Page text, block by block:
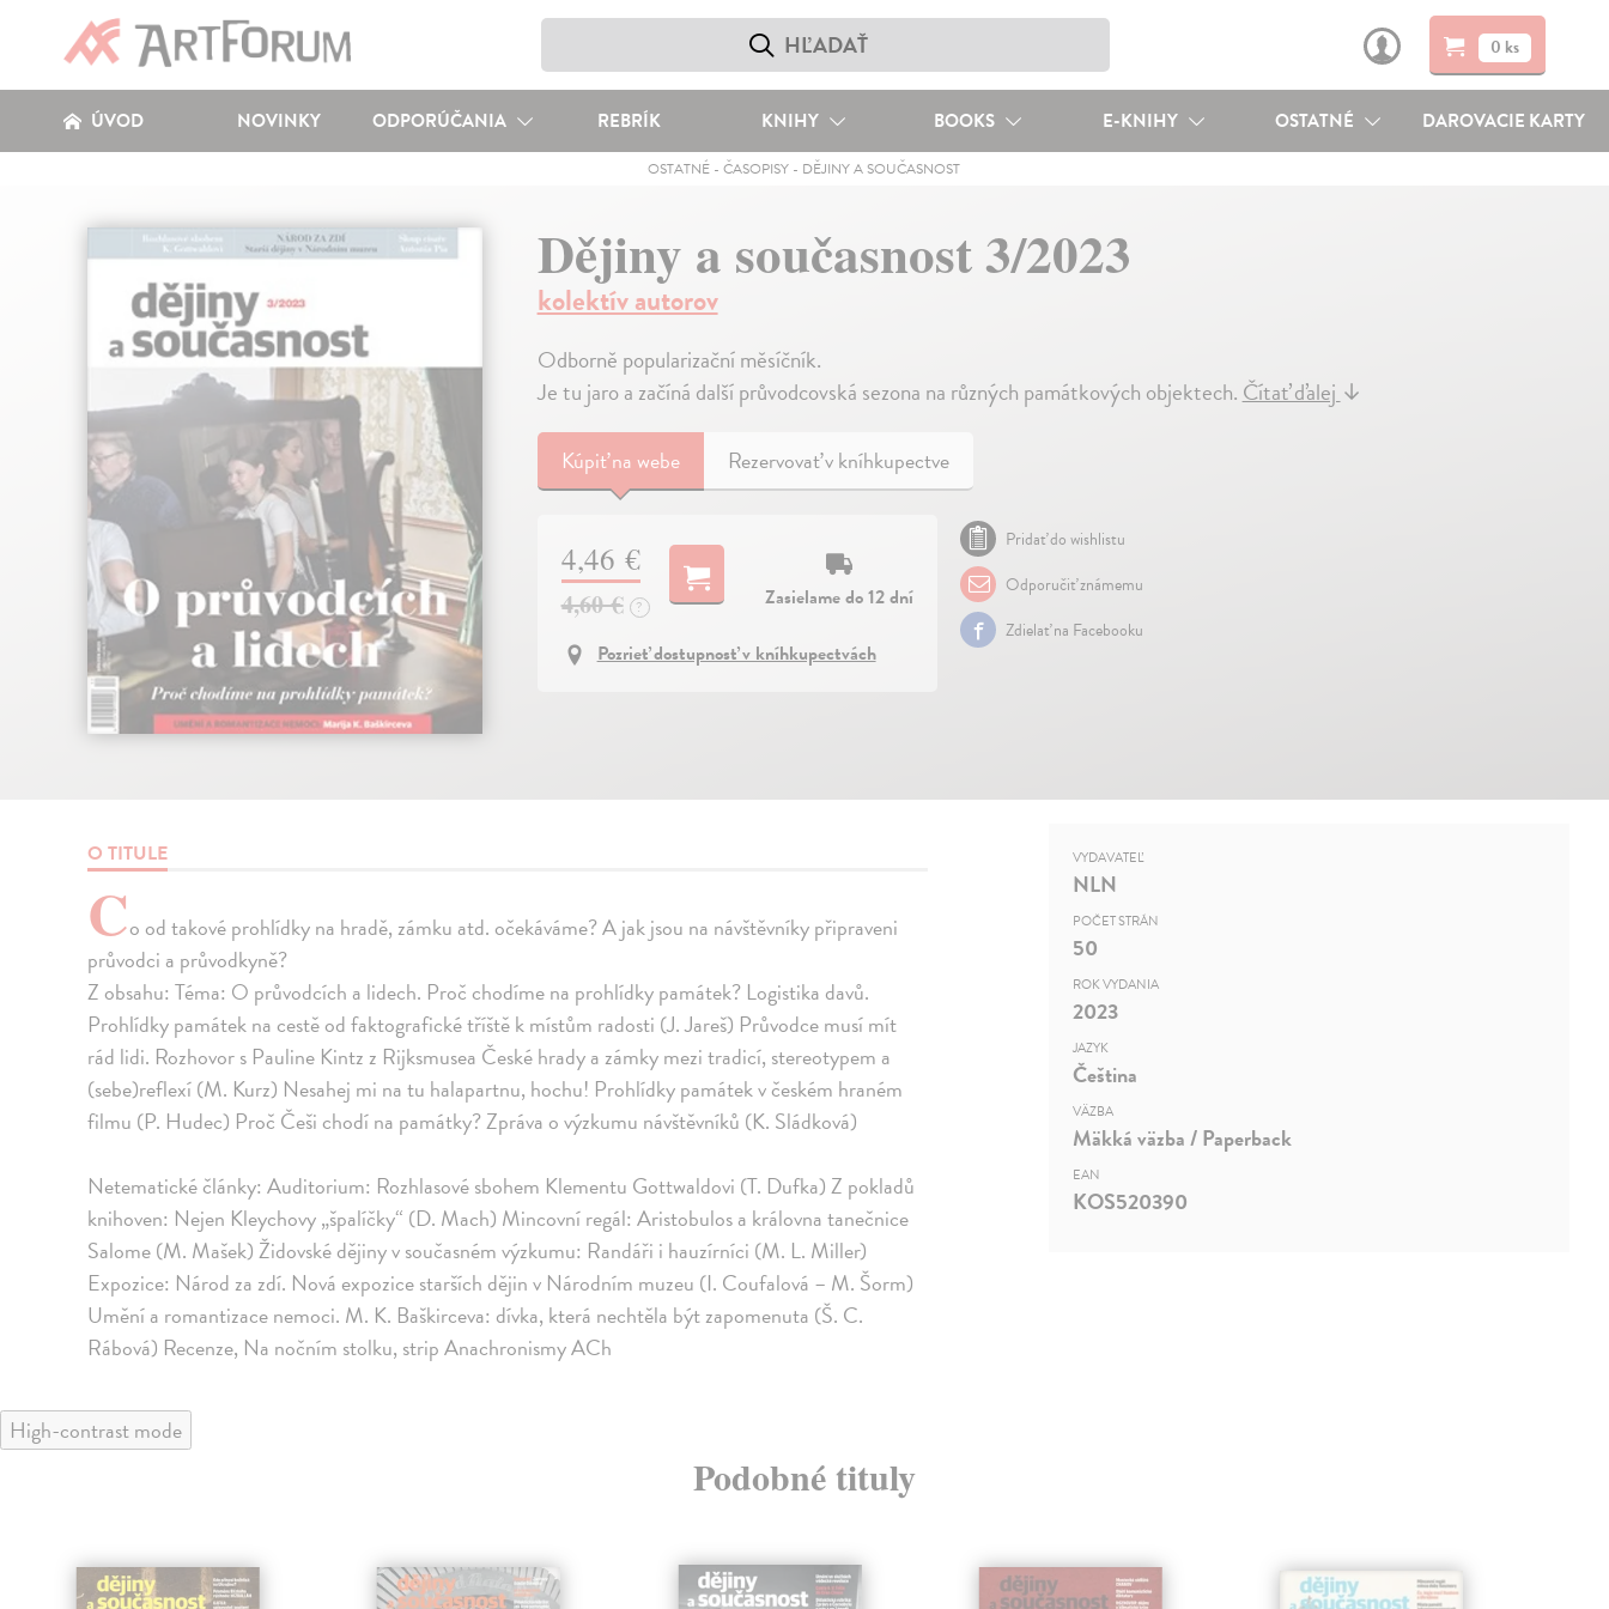
0 ks
ÚVOD NOVINKY ODPORÚČANIA REBRÍK KNIHY BOOKS E-KNIHY OSTATNÉ DAROVACIE KARTY
OSTATNÉ -ČASOPISY - DĚJINY A SOUČASNOST
Dějiny a současnost 3/2023
kolektív autorov
Odborně popularizační měsíčník.
Je tu jaro a začíná další průvodcovská sezona na různých památkových objektech.Čítať ďalej↓
Kúpiťna webe Rezervovať v kníhkupectve
4,46 €
4,60 € ?
Zasielame do 12 dní
Pozrieť dostupnosť v kníhkupectvách
Pridať do wishlistu
Odporučiť známemu
Zdielať na Facebooku
O TITULE
Co od takové prohlídky na hradě, zámku atd. očekáváme? A jak jsou na návštěvníky připraveni
průvodci a průvodkyně?
Z obsahu: Téma: O průvodcích a lidech. Proč chodíme na prohlídky památek? Logistika davů.
Prohlídky památek na cestě od faktografické tříště k místům radosti (J. Jareš) Průvodce musí mít
rád lidi. Rozhovor s Pauline Kintz z Rijksmusea České hrady a zámky mezi tradicí, stereotypem a
(sebe)reflexí (M. Kurz) Nesahej mi na tu halapartnu, hochu! Prohlídky památek v českém hraném
filmu (P. Hudec) Proč Češi chodí na památky? Zpráva o výzkumu návštěvníků (K. Sládková)
Netematické články: Auditorium: Rozhlasové sbohem Klementu Gottwaldovi (T. Dufka) Z pokladů
knihoven: Nejen Kleychovy „špalíčky“ (D. Mach) Mincovní regál: Aristobulos a královna tanečnice
Salome (M. Mašek) Židovské dějiny v současném výzkumu: Randáři i hauzírníci (M. L. Miller)
Expozice: Národ za zdí. Nová expozice starších dějin v Národním muzeu (I. Coufalová – M. Šorm)
Umění a romantizace nemoci. M. K. Baškirceva: dívka, která nechtěla být zapomenuta (Š. C.
Rábová) Recenze, Na nočním stolku, strip Anachronismy ACh
VYDAVATEĽ
NLN
POČET STRÁN
50
ROK VYDANIA
2023
JAZYK
Čeština
VÄZBA
Mäkká väzba / Paperback
EAN
KOS520390
High-contrast mode
Podobné tituly